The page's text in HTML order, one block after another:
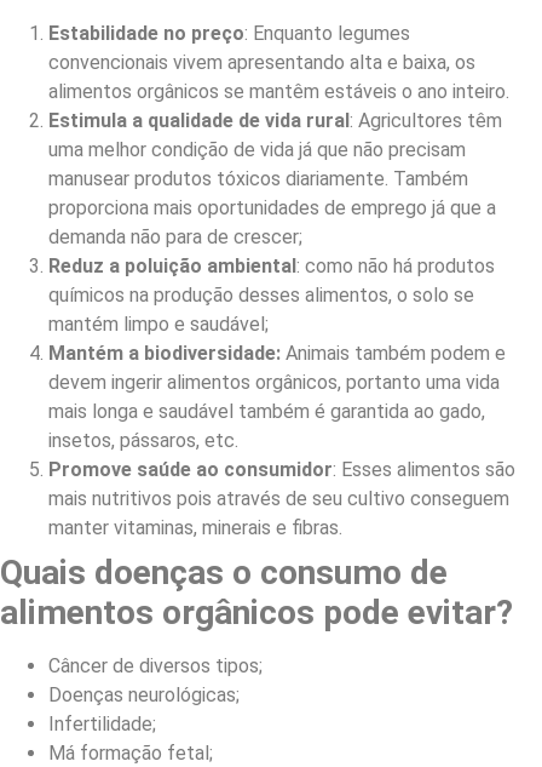
Estabilidade no preço: Enquanto legumes
convencionais vivem apresentando alta e baixa, os
alimentos orgânicos se mantêm estáveis o ano inteiro.
Estimula a qualidade de vida rural: Agricultores têm
uma melhor condição de vida já que não precisam
manusear produtos tóxicos diariamente. Também
proporciona mais oportunidades de emprego já que a
demanda não para de crescer;
Reduz a poluição ambiental: como não há produtos
químicos na produção desses alimentos, o solo se
mantém limpo e saudável;
Mantém a biodiversidade: Animais também podem e
devem ingerir alimentos orgânicos, portanto uma vida
mais longa e saudável também é garantida ao gado,
insetos, pássaros, etc.
Promove saúde ao consumidor: Esses alimentos são
mais nutritivos pois através de seu cultivo conseguem
manter vitaminas, minerais e fibras.
Quais doenças o consumo de
alimentos orgânicos pode evitar?
Câncer de diversos tipos;
Doenças neurológicas;
Infertilidade;
Má formação fetal;